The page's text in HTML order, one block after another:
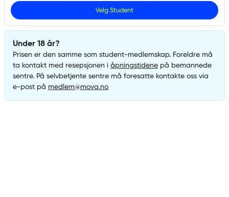
Velg Student
Under 18 år?
Prisen er den samme som student-medlemskap. Foreldre må
ta kontakt med resepsjonen i åpningstidene på bemannede
sentre. På selvbetjente sentre må foresatte kontakte oss via
e-post på medlem@mova.no